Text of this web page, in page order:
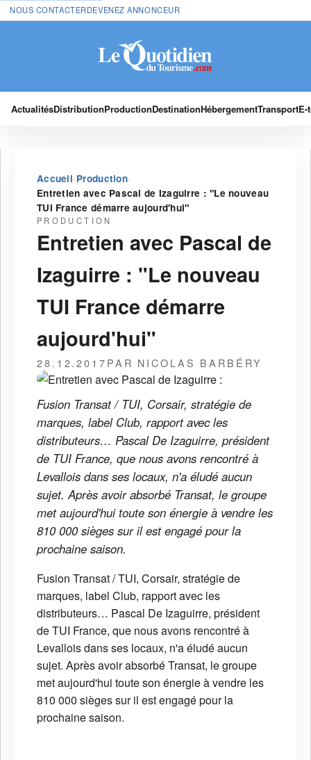
NOUS CONTACTERDEVENEZ ANNONCEUR
ActualitésDistributionProductionDestinationHébergementTransport
Accueil›Production›
Entretien avec Pascal de Izaguirre : "Le nouveau
TUI France démarre aujourd'hui"
PRODUCTION
Entretien avec Pascal de
Izaguirre : "Le nouveau
TUI France démarre
aujourd'hui"
28.12.2017PAR NICOLAS BARBÉRY
Fusion Transat / TUI, Corsair, stratégie de
marques, label Club, rapport avec les
distributeurs… Pascal De Izaguirre, président
de TUI France, que nous avons rencontré à
Levallois dans ses locaux, n'a éludé aucun
sujet. Après avoir absorbé Transat, le groupe
met aujourd'hui toute son énergie à vendre les
810 000 sièges sur il est engagé pour la
prochaine saison.
Fusion Transat / TUI, Corsair, stratégie de
marques, label Club, rapport avec les
distributeurs… Pascal De Izaguirre, président
de TUI France, que nous avons rencontré à
Levallois dans ses locaux, n'a éludé aucun
sujet. Après avoir absorbé Transat, le groupe
met aujourd'hui toute son énergie à vendre les
810 000 sièges sur il est engagé pour la
prochaine saison.